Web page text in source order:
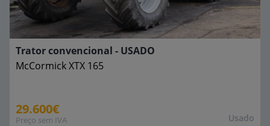
Usado
Trator convencional - USADO
McCormickXTX 165
29.600€
Preço sem IVA